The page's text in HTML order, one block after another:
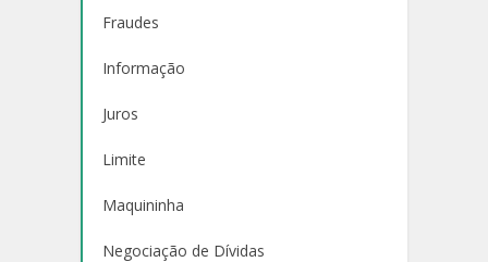
Fraudes
Informação
Juros
Limite
Maquininha
Negociação de Dívidas